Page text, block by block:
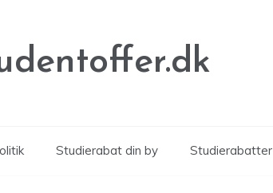
Studierabat din by Studierabatter